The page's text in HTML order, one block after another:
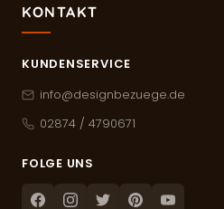
KONTAKT
KUNDENSERVICE
info@designbezuege.de
02874 / 4790671
FOLGE UNS